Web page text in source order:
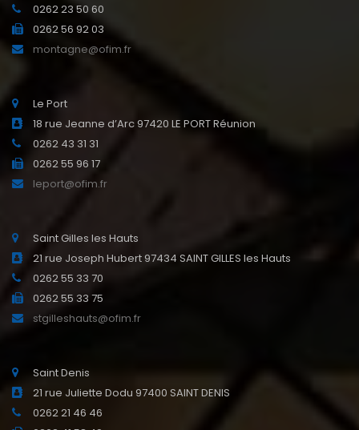
0262 23 50 60
0262 56 92 03
montagne@ofim.fr
Le Port
18 rue Jeanne d’Arc 97420 LE PORT Réunion
0262 43 31 31
0262 55 96 17
leport@ofim.fr
Saint Gilles les Hauts
21 rue Joseph Hubert 97434 SAINT GILLES les Hauts
0262 55 33 70
0262 55 33 75
stgilleshauts@ofim.fr
Saint Denis
21 rue Juliette Dodu 97400 SAINT DENIS
0262 21 46 46